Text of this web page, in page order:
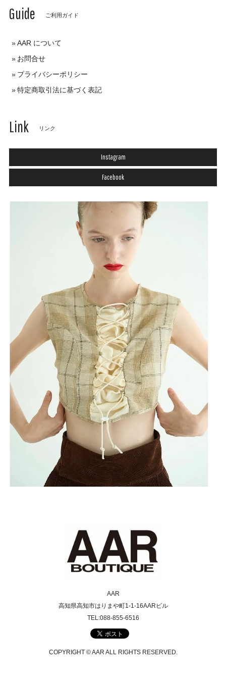
Guide ご利用ガイド
AAR について
お問合せ
プライバシーポリシー
特定商取引法に基づく表記
Link リンク
Instagram
Facebook
AAR
高知県高知市はりまや町1-1-16AARビル
TEL:088-855-6516
COPYRIGHT © AAR ALL RIGHTS RESERVED.